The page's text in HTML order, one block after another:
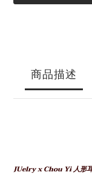
商品描述
JUelry x Chou Yi 人形